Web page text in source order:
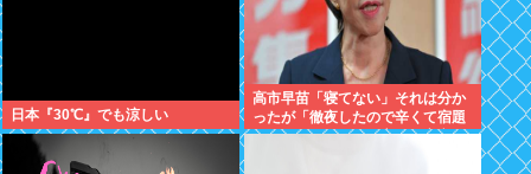
日本『30℃』でも涼しい
高市早苗「寝てない」それは分か
ったが「徹夜したので辛くて宿題
やってません」って言う奴高市早